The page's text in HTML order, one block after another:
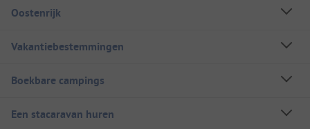
Oostenrijk
Vakantiebestemmingen
Boekbare campings
Een stacaravan huren